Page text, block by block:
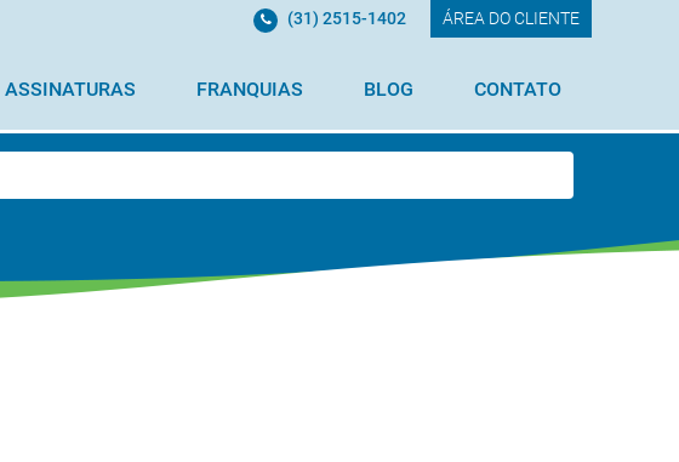
ÁREA DO CLIENTE
(31) 2515-1402
ASSINATURAS FRANQUIAS BLOG CONTATO